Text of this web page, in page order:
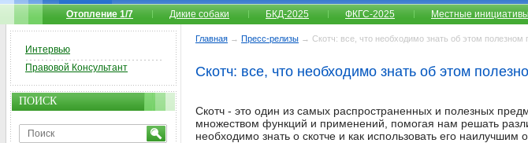
Отопление 1/7
Дикие собаки БКД-2025 ФКГС-2025 Местные инициативы
Главная → Пресс-релизы → Скотч: все, что необходимо знать об этом полезном
Скотч: все, что необходимо знать об этом
Скотч - это один из самых распространенных и полезных
множеством функций и применений, помогая нам решать
необходимо знать о скотче и как использовать его наилучшим
Интервью
Правовой Консультант
ПОИСК